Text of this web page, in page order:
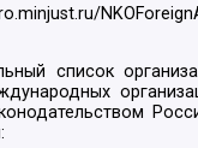
список